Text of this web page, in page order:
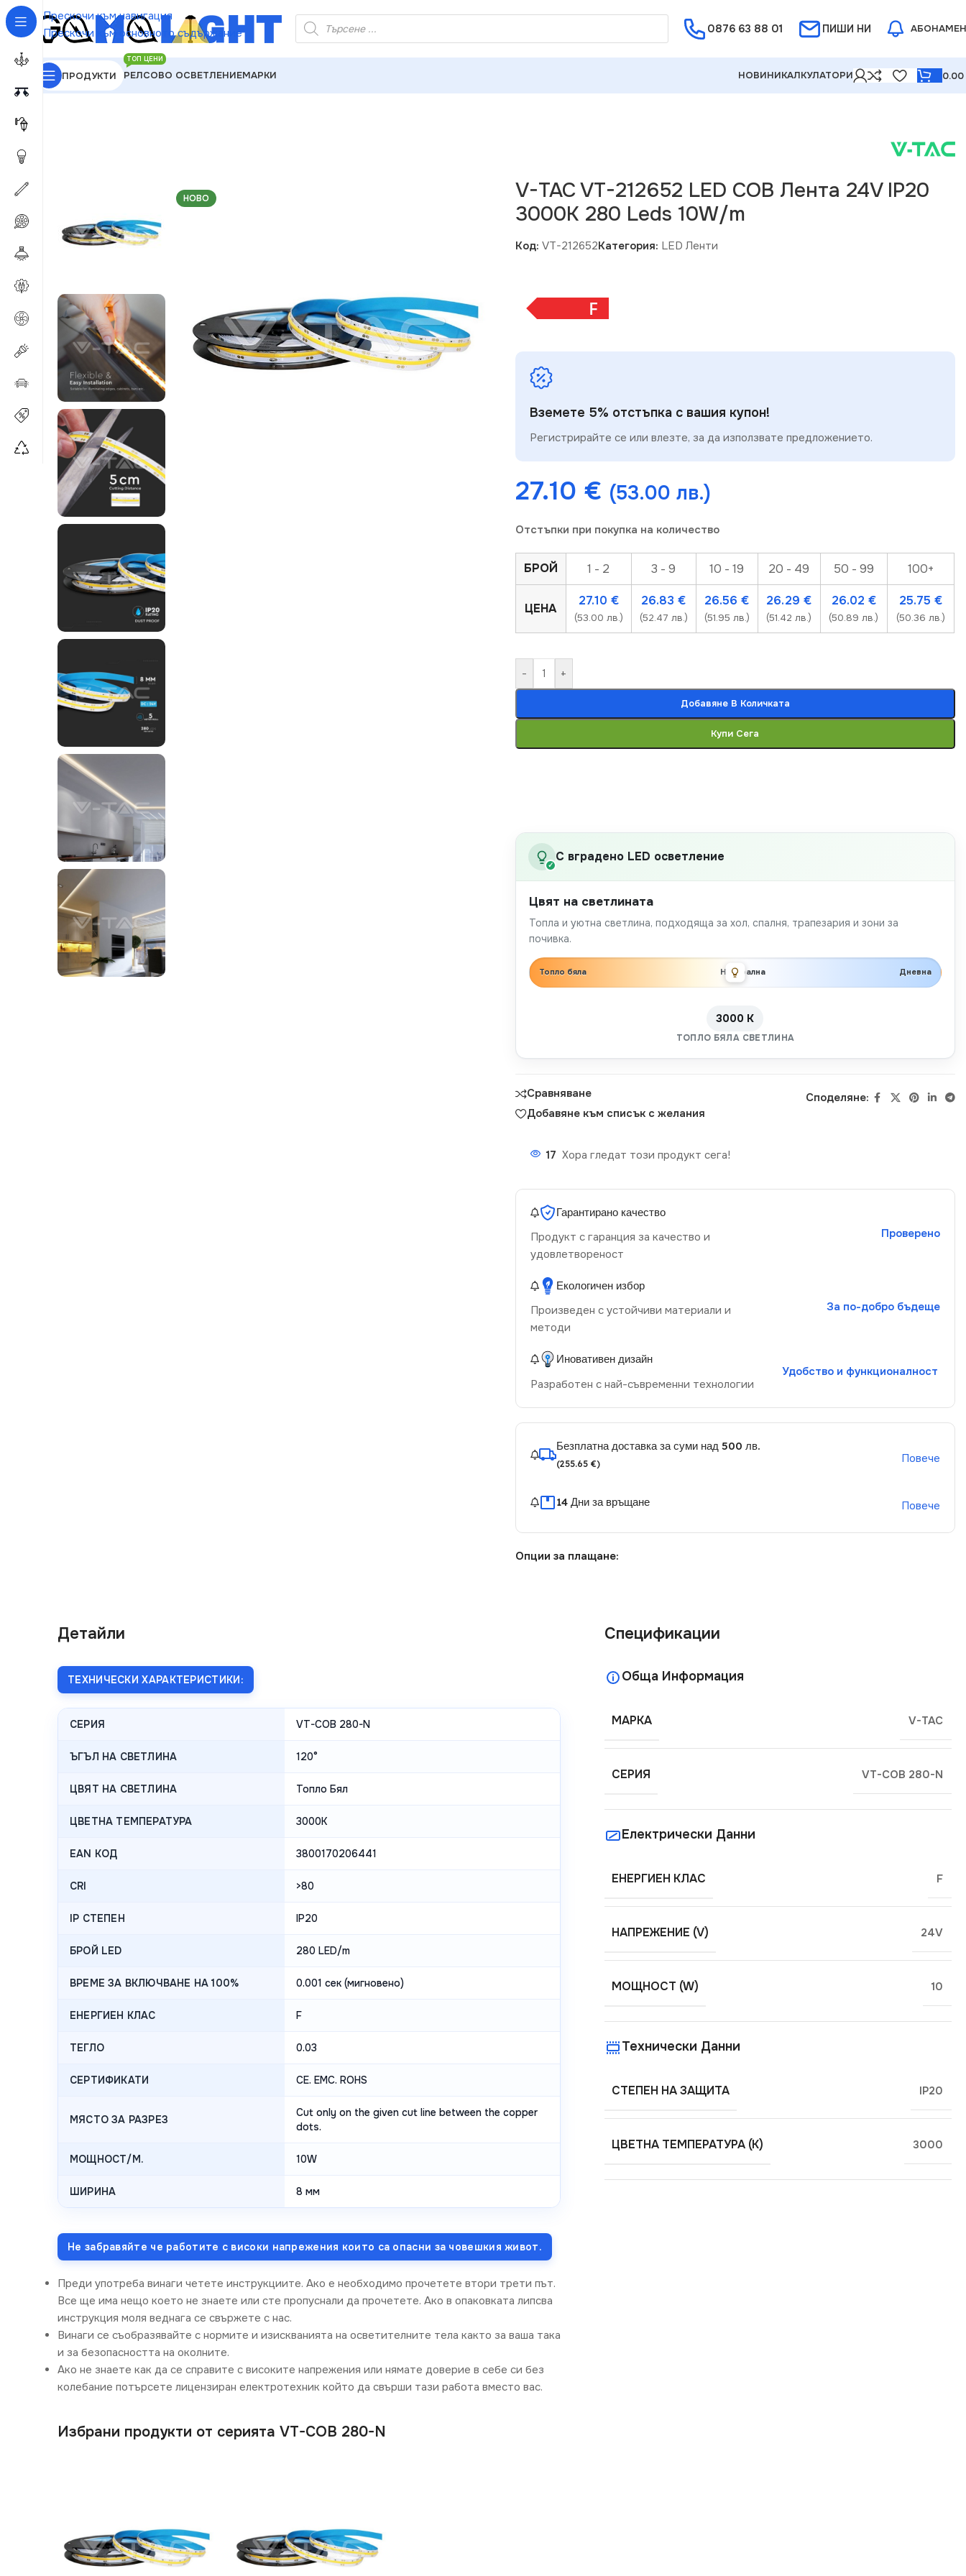
Прескочи към навигация
Прескочи към основното съдържание
ХЕЙ ТИ! РЕГИСТРИРАЙ СЕ И ВЗЕМИ КУПОН ЗА НАМАЛЕНИЕ ОТ 5% 0876 63 88 01 ПИШИ НИ
ПРОДУКТИ РЕЛСОВО ОСВЕТЛЕНИЕ
ТОП ЦЕНИ
МАРКИ НОВИНИКАЛКУЛАТОРИ 0.00
GAMALIGHT»
НОВО
V-TAC VT-212652 LED COB Лента 24V IP20
3000K 280 Leds 10W/m
Код: VT-212652Категория: LED Ленти
F
Вземете 5% отстъпка с вашия купон!
Регистрирайте се или влезте, за да използвате предложението.
27.10 € (53.00 лв.)
Отстъпки при покупка на количество
БРОЙ 1 - 2 3 - 9 10 - 19 20 - 49 50 - 99 100+
ЦЕНА
27.10 €
(53.00 лв.)
26.83€
(52.47 лв.)
26.56€
(51.95 лв.)
26.29€
(51.42 лв.)
26.02 €
(50.89 лв.)
25.75 €
(50.36 лв.)
- +
Добавяне В Количката
Купи Сега
✓
С вградено LED осветление
Цвят на светлината
Топла и уютна светлина, подходяща за хол, спалня, трапезария и зони за
почивка.
Топло бяла Неутрална Дневна
3000 K
ТОПЛО БЯЛА СВЕТЛИНА
Сравняване
Добавяне към списък с желания
Споделяне:
17 Хора гледат този продукт сега!
Гарантирано качество
Продукт с гаранция за качество и
удовлетвореност
Проверено
Екологичен избор
Произведен с устойчиви материали и
методи
За по-добро бъдеще
Иновативен дизайн
Разработен с най-съвременни технологии
Удобство и функционалност
Безплатна доставка за суми над 500 лв.
(255.65 €) Повече
14 Дни за връщане Повече
Опции за плащане:
Детайли
ТЕХНИЧЕСКИ ХАРАКТЕРИСТИКИ:
СЕРИЯ VT-COB 280-N
ЪГЪЛ НА СВЕТЛИНА 120°
ЦВЯТ НА СВЕТЛИНА Топло Бял
ЦВЕТНА ТЕМПЕРАТУРА 3000K
EAN КОД 3800170206441
CRI >80
IP СТЕПЕН IP20
БРОЙ LED 280 LED/m
ВРЕМЕ ЗА ВКЛЮЧВАНЕ НА 100% 0.001 сек (мигновено)
ЕНЕРГИЕН КЛАС F
ТЕГЛО 0.03
СЕРТИФИКАТИ CE. EMC. ROHS
МЯСТО ЗА РАЗРЕЗ
Cut only on the given cut line between the copper
dots.
МОЩНОСТ/М. 10W
ШИРИНА 8 мм
Не забравяйте че работите с високи напрежения които са опасни за човешкия живот.
Преди употреба винаги четете инструкциите. Ако е необходимо прочетете втори трети път.
Все ще има нещо което не знаете или сте пропуснали да прочетете. Ако в опаковката липсва
инструкция моля веднага се свържете с нас.
Винаги се съобразявайте с нормите и изискванията на осветителните тела както за ваша така
и за безопасността на околните.
Ако не знаете как да се справите с високите напрежения или нямате доверие в себе си без
колебание потърсете лицензиран електротехник който да свърши тази работа вместо вас.
Избрани продукти от серията VT-COB 280-N
Спецификации
Обща Информация
МАРКА V-TAC
СЕРИЯ VT-COB 280-N
Електрически Данни
ЕНЕРГИЕН КЛАС F
НАПРЕЖЕНИЕ (V) 24V
МОЩНОСТ (W) 10
Технически Данни
СТЕПЕН НА ЗАЩИТА IP20
ЦВЕТНА ТЕМПЕРАТУРА (K) 3000